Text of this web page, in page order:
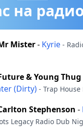
на
Mister- Kyrie -
& Young
(Dirty) - Trap House
Stephenson -
Legacy Radio Dub